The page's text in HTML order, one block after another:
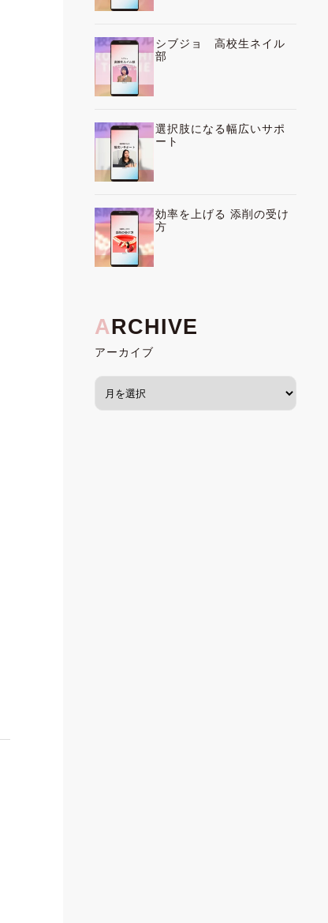
シブジョ 高校生ネイル
部
選択肢になる幅広いサポ
ート
効率を上げる 添削の受け
方
アーカイブ